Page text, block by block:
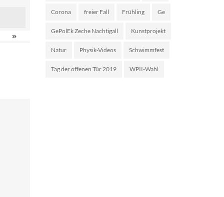
»
Corona freier Fall Frühling Ge
GePolEk Zeche Nachtigall Kunstprojekt
Natur Physik-Videos Schwimmfest
Tag der offenen Tür 2019 WPII-Wahl